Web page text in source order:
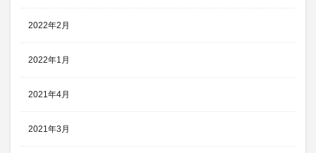
2022年2月
2022年1月
2021年4月
2021年3月